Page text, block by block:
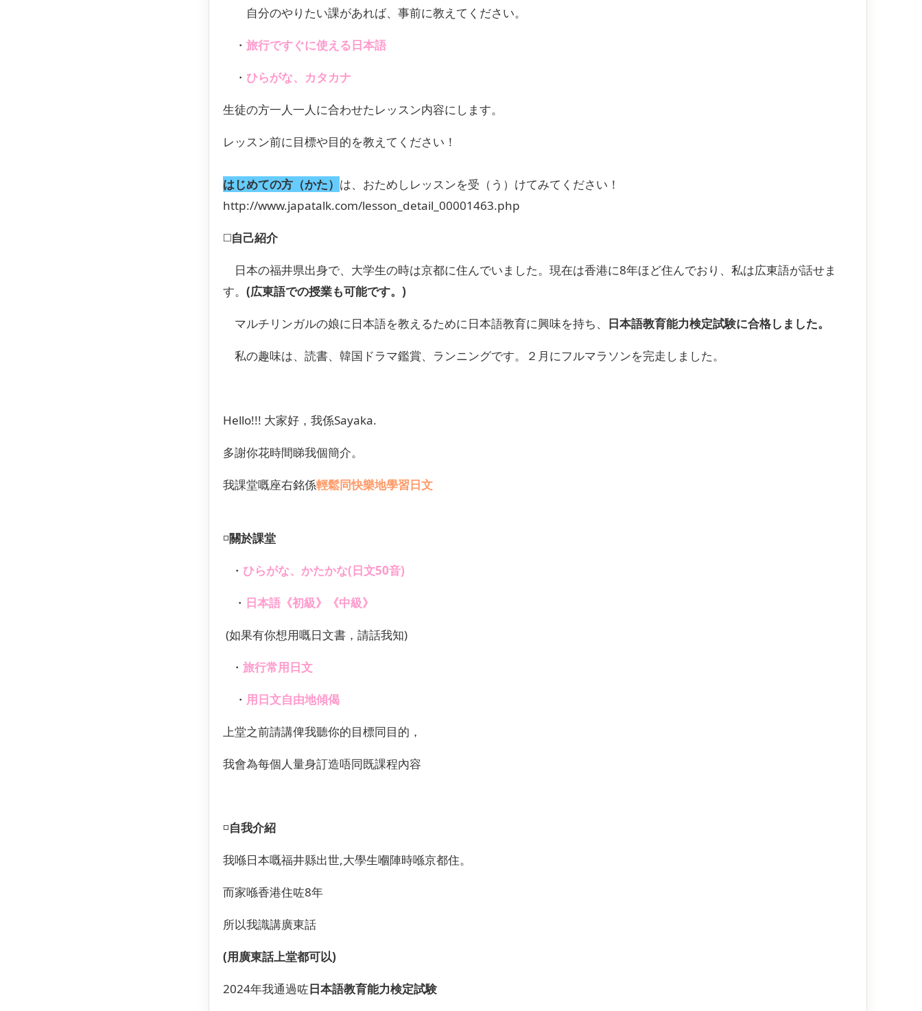
自分のやりたい課があれば、事前に教えてください。
・ 旅行ですぐに使える日本語
・ ひらがな、カタカナ
生徒の方一人一人に合わせたレッスン内容にします。
レッスン前に目標や目的を教えてください！
はじめての方（かた） は、おためしレッスンを受（う）けてみてください！
http://www.japatalk.com/lesson_detail_00001463.php
◻️自己紹介
日本の福井県出身で、大学生の時は京都に住んでいました。現在は香港に8年ほど住んでおり、私は広東語が話せま
す。 (広東語での授業も可能です。)
マルチリンガルの娘に日本語を教えるために日本語教育に興味を持ち、 日本語教育能力検定試験に合格しました。
私の趣味は、読書、韓国ドラマ鑑賞、ランニングです。２月にフルマラソンを完走しました。
Hello!!! 大家好，我係Sayaka.
多謝你花時間睇我個簡介。
我課堂嘅座右銘係輕鬆同快樂地學習日文
◽️關於課堂
・ ひらがな、かたかな(日文50音)
・ 日本語《初級》《中級》
(如果有你想用嘅日文書，請話我知)
・ 旅行常用日文
・ 用日文自由地傾偈
上堂之前請講俾我聽你的目標同目的，
我會為每個人量身訂造唔同既課程內容
◽️自我介紹
我喺日本嘅福井縣出世,大學生嗰陣時喺京都住。
而家喺香港住咗8年
所以我識講廣東話
(用廣東話上堂都可以)
2024年我通過咗日本語教育能力検定試験